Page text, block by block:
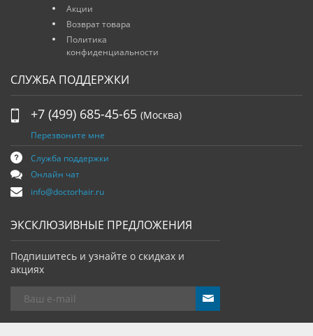
Акции
Возврат товара
Политика
конфиденциальности
СЛУЖБА ПОДДЕРЖКИ
+7 (499) 685-45-65 (Москва)
Перезвоните мне
Служба поддержки
Онлайн чат
info@doctorhair.ru
ЭКСКЛЮЗИВНЫЕ ПРЕДЛОЖЕНИЯ
Подпишитесь и узнайте о скидках и
акциях
send